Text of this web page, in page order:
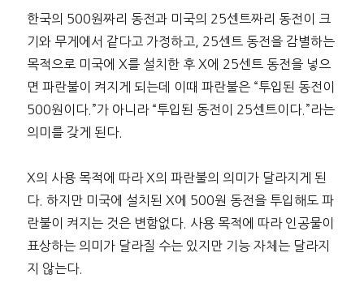
한국의 500원짜리 동전과 미국의 25센트짜리 동전이 크
기와 무게에서 같다고 가정하고, 25센트 동전을 감별하는
목적으로 미국에 X를 설치한 후 X에 25센트 동전을 넣으
면 파란불이 켜지게 되는데 이때 파란불은 “투입된 동전이
500원이다.”가 아니라 “투입된 동전이 25센트이다.”라는
의미를 갖게 된다.
X의 사용 목적에 따라 X의 파란불의 의미가 달라지게 된
다. 하지만 미국에 설치된 X에 500원 동전을 투입해도 파
란불이 켜지는 것은 변함없다. 사용 목적에 따라 인공물이
표상하는 의미가 달라질 수는 있지만 기능 자체는 달라지
지 않는다.